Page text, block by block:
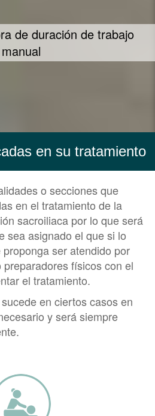
mayor dedicación y
en ayudarte
en su tratamiento
o secciones que
en el tratamiento de la
sacroiliaca por lo que será
sea asignado el que si lo
ser atendido por
físicos con el
el tratamiento.
en ciertos casos en
y será siempre